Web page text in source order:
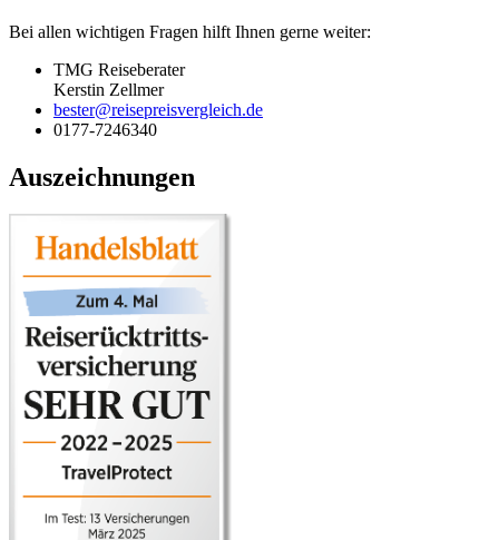
Bei allen wichtigen Fragen hilft Ihnen gerne weiter:
TMG Reiseberater
Kerstin Zellmer
bester@reisepreisvergleich.de
0177-7246340
Auszeichnungen